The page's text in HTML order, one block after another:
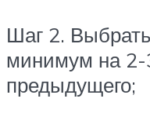
Шаг 2.
минимум на
предыдущего;